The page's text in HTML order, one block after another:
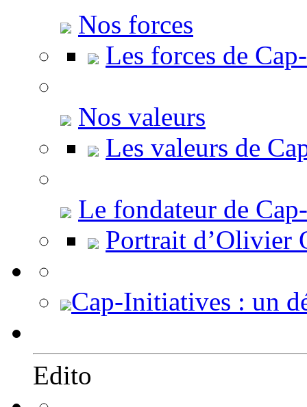
Nos forces
Les forces de
Nos valeurs
Les valeurs de
Le fondateur de
Portrait d’Olivier
Cap-Initiatives : un
Edito